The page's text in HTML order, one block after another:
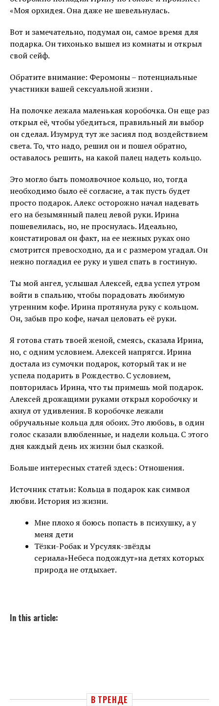
«Моя орхидея. Она даже не шевельнулась.
Вот и замечательно, подумал он, самое время для
подарка. Он тихонько вышел из комнаты и открыл
свой сейф.
Обратите внимание: Феромоны – потенциальные
участники вашей сексуальной жизни .
На полочке лежала маленькая коробочка. Он еще раз
открыл её, чтобы убедиться, правильный ли выбор
он сделал. Изумруд тут же засиял под воздействием
света. То, что надо, решил он и пошел обратно,
оставалось решить, на какой палец надеть кольцо.
Это могло быть помолвочное кольцо, но, тогда
необходимо было её согласие, а так пусть будет
просто подарок. Алекс осторожно начал надевать
его на безымянный палец левой руки. Ирина
пошевелилась, но, не проснулась. Идеально,
констатировал он факт, на ее нежных руках оно
смотрится превосходно, да и с размером угадал. Он
нежно погладил ее руку и ушел спать в гостиную.
Ты мой ангел, услышал Алексей, едва успел утром
войти в спальню, чтобы порадовать любимую
утренним кофе. Ирина протянула руку с кольцом.
Он, забыв про кофе, начал целовать её руки.
Я готова стать твоей женой, смеясь, сказала Ирина,
но, с одним условием. Алексей напрягся. Ирина
достала из сумочки подарок, который так и не
успела подарить в Рождество. С условием,
повторилась Ирина, что ты примешь мой подарок.
Алексей дрожащими руками открыл коробочку и
ахнул от удивления. В коробочке лежали
обручальные кольца для обоих. Это любовь, в один
голос сказали влюбленные, и надели кольца. С этого
дня каждый день их жизни был сказкой.
Больше интересных статей здесь: Отношения.
Источник статьи: Кольца в подарок как символ
любви. История из жизни.
Мне плохо я боюсь попасть в психушку, а у
меня дети
Тёзки-Робак и Урсуляк-звёзды
сериала»Небеса подождут»на детях которых
природа не отдыхает.
In this article:
В ТРЕНДЕ